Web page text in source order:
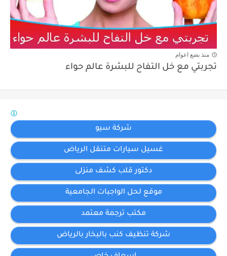
منذ بضع اعوام
تجربتي مع خل التفاح للبشرة عالم حواء
شركة سيو
غسيل سيارات متنقل الرياض
دكتور قلب كشف منزلى
موقع لحل الواجبات الجامعية
مكتب ترجمة معتمد
شركة تنظيف كنب بالبخار بالرياض